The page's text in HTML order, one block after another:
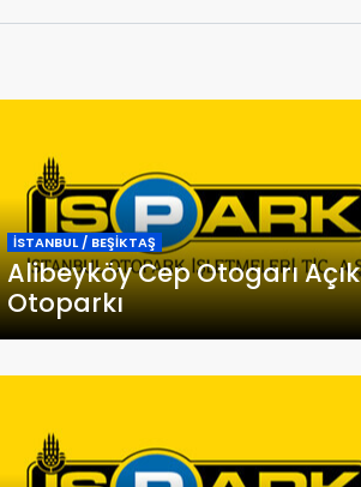
İSTANBUL / BEŞİKTAŞ
Alibeyköy Cep Otogarı Açık
Otoparkı